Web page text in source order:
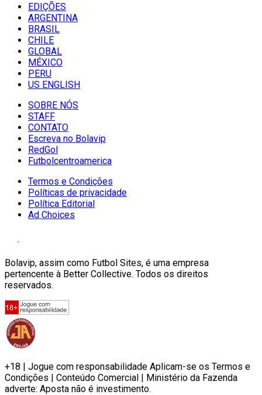
EDIÇÕES
ARGENTINA
BRASIL
CHILE
GLOBAL
MÉXICO
PERU
US ENGLISH
SOBRE NÓS
STAFF
CONTATO
Escreva no Bolavip
RedGol
Futbolcentroamerica
Termos e Condições
Políticas de privacidade
Política Editorial
Ad Choices
Bolavip, assim como Futbol Sites, é uma empresa
pertencente à Better Collective. Todos os direitos
reservados.
+18 | Jogue com responsabilidade Aplicam-se os Termos e
Condições | Conteúdo Comercial | Ministério da Fazenda
adverte: Aposta não é investimento.